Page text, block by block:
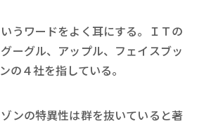
うワードをよく耳にする。ＩＴの
ーグル、アップル、フェイスブッ
の４社を指している。
ンの特異性は群を抜いていると著